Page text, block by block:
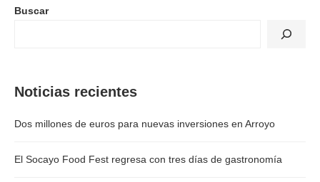
Buscar
Noticias recientes
Dos millones de euros para nuevas inversiones en Arroyo
El Socayo Food Fest regresa con tres días de gastronomía